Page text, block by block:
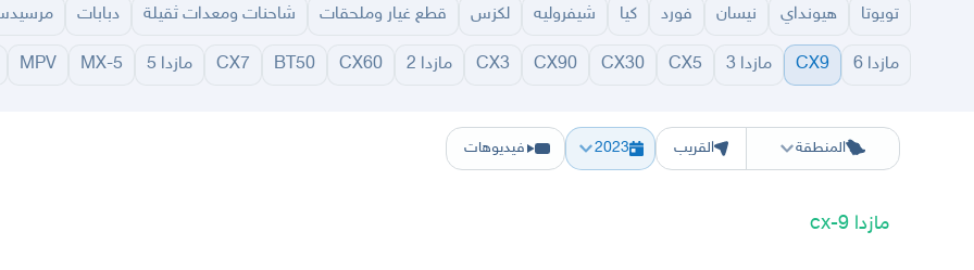
تويوتا هيونداي نيسان فورد كيا شيفروليه لكزس قطع غيار وملحقات شاحنات ومعدات ثقيلة دبابات
مازدا 6 CX9 مازدا 3 CX5
CX30
CX90
CX3 مازدا 2 CX60
BT50
CX7 مازدا 5 MX-5
MPV
المنطقة
الرياض الشرقيه حفر الباطن المدينة الطايفتبوك القصيم الباحة
القريب 2023 فيديوهات
مازدا cx-9